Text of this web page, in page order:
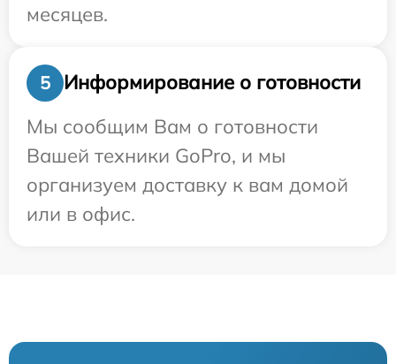
месяцев.
5
Информирование о готовности
Мы сообщим Вам о готовности
Вашей техники GoPro, и мы
организуем доставку к вам домой
или в офис.